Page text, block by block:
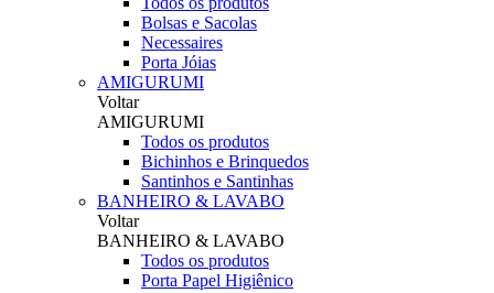
Bolsas e Sacolas
Necessaires
Porta Jóias
AMIGURUMI
Voltar
AMIGURUMI
Todos os produtos
Bichinhos e Brinquedos
Santinhos e Santinhas
BANHEIRO & LAVABO
Voltar
BANHEIRO & LAVABO
Todos os produtos
Porta Papel Higiênico